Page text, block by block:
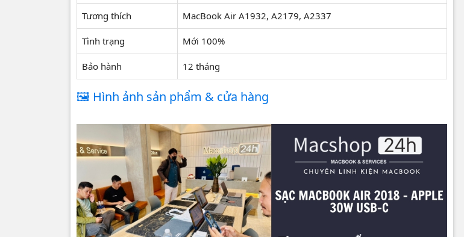
Tương thích MacBook Air A1932, A2179, A2337
Tình trạng Mới 100%
Bảo hành 12 tháng
🖼️ Hình ảnh sản phẩm & cửa hàng
⭐ Đánh giá khách hàng trên Google Maps